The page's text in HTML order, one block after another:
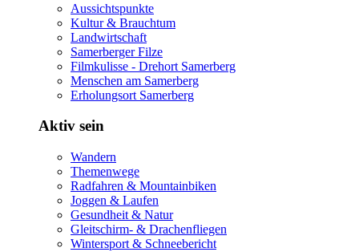
Aussichtspunkte
Kultur & Brauchtum
Landwirtschaft
Samerberger Filze
Filmkulisse - Drehort Samerberg
Menschen am Samerberg
Erholungsort Samerberg
Aktiv sein
Wandern
Themenwege
Radfahren & Mountainbiken
Joggen & Laufen
Gesundheit & Natur
Gleitschirm- & Drachenfliegen
Wintersport & Schneebericht